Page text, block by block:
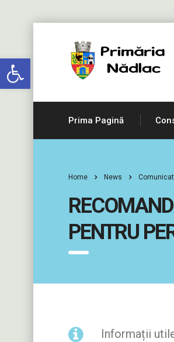
Deschide bara de unelte
Prima Pagină
Home News
PENTRU
Informații